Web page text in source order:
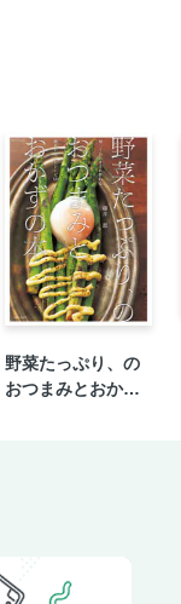
野菜たっぷり、の
おつまみとおかず